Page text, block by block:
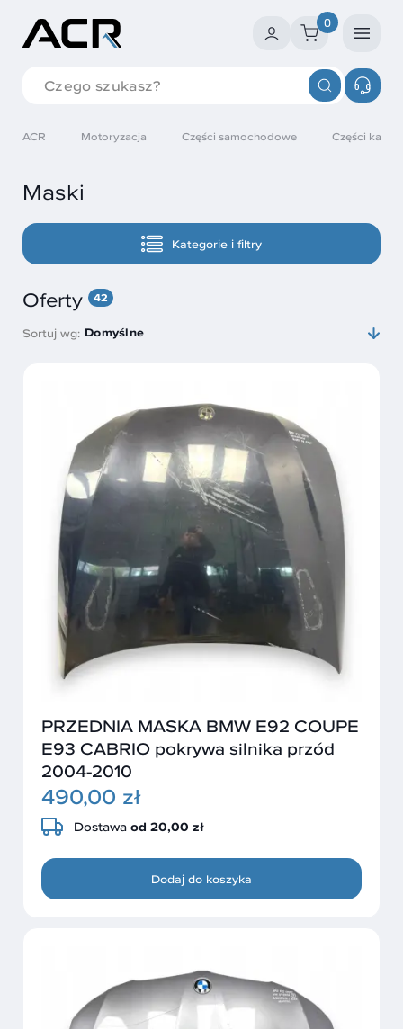
0
ACR Motoryzacja Części samochodowe Części
Maski
Kategorie i filtry
Oferty 42
Sortuj wg: Domyślne
PRZEDNIA MASKA BMW E92 COUPE
E93 CABRIO pokrywa silnika przód
2004-2010
490,00 zł
Dostawa od 20,00 zł
Dodaj do koszyka